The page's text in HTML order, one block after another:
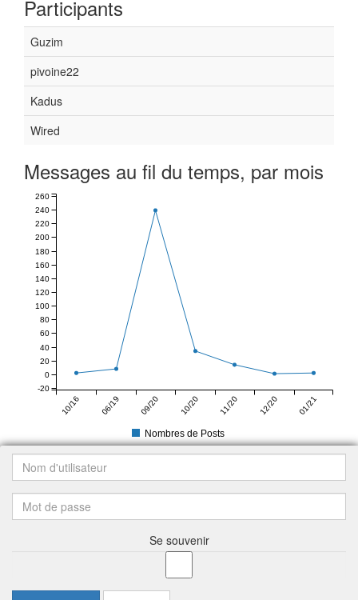
Participants
Guzim
pivoine22
Kadus
Wired
Messages au fil du temps, par mois
10/16 06/19 09/20 10/20 11/20 12/20 01/21
-20
0
20
40
60
80
100
120
140
160
180
200
220
240
260
Nombres de Posts
Se souvenir